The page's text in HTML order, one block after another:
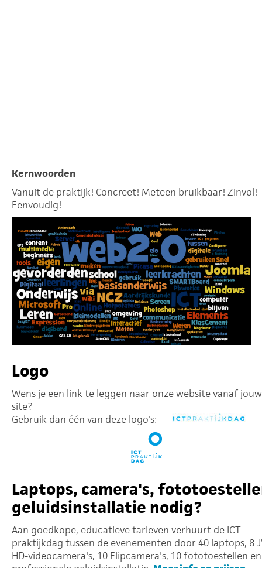
Kernwoorden
Vanuit de praktijk! Concreet! Meteen bruikbaar! Zinvol!
Eenvoudig!
Logo
Wens je een link te leggen naar onze website vanaf jouw
site?
Gebruik dan één van deze logo's:
Laptops, camera's,
geluidsinstallatie nodig?
Aan goedkope, educatieve tarieven verhuurt de ICT-
praktijkdag tussen de evenementen door 40 laptops, 8
HD-videocamera's, 10 Flipcamera's, 10 fototoestellen